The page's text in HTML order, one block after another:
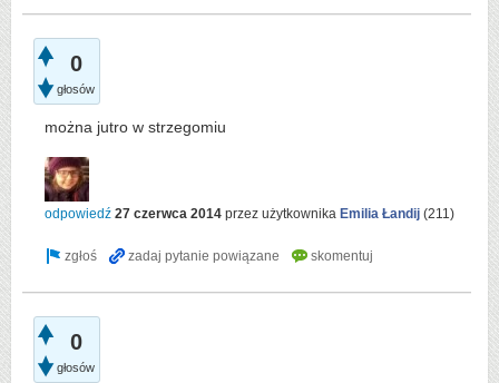
0
głosów
można jutro w strzegomiu
odpowiedź 27 czerwca 2014 przez użytkownika Emilia Łandij (211)
0
głosów